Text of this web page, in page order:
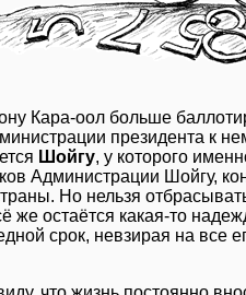
Кара-оол больше
президента к
Шойгу, у которого
Администрации Шойгу,
Но нельзя
же остаётся какая-то
срок, невзирая на